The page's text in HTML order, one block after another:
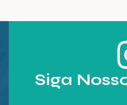
Siga